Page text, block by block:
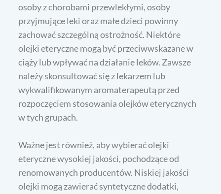
osoby z chorobami przewlekłymi, osoby
przyjmujące leki oraz małe dzieci powinny
zachować szczególną ostrożność. Niektóre
olejki eteryczne mogą być przeciwwskazane w
ciąży lub wpływać na działanie leków. Zawsze
należy skonsultować się z lekarzem lub
wykwalifikowanym aromaterapeutą przed
rozpoczęciem stosowania olejków eterycznych
w tych grupach.
Ważne jest również, aby wybierać olejki
eteryczne wysokiej jakości, pochodzące od
renomowanych producentów. Niskiej jakości
olejki mogą zawierać syntetyczne dodatki,